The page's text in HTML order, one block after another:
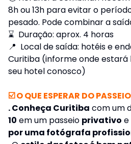
8h ou 13h para evitar o
pesado. Pode combinar a
⌛ Duração: aprox. 4 horas
📍 Local de saída: hotéis e
Curitiba (informe onde estará
seu hotel conosco)
☑️ O QUE ESPERAR DO
. Conheça Curitiba com um
10 em um passeio privativo e
por uma fotógrafa